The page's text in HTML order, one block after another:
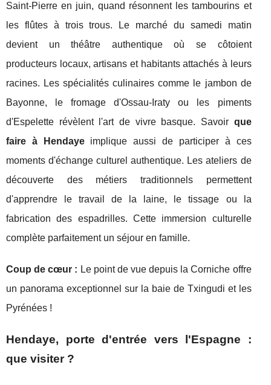
Saint-Pierre en juin, quand résonnent les tambourins et
les flûtes à trois trous. Le marché du samedi matin
devient un théâtre authentique où se côtoient
producteurs locaux, artisans et habitants attachés à leurs
racines. Les spécialités culinaires comme le jambon de
Bayonne, le fromage d'Ossau-Iraty ou les piments
d'Espelette révèlent l'art de vivre basque. Savoir que
faire à Hendayeimplique aussi de participer à ces
moments d'échange culturel authentique. Les ateliers de
découverte des métiers traditionnels permettent
d'apprendre le travail de la laine, le tissage ou la
fabrication des espadrilles. Cette immersion culturelle
complète parfaitement un séjour en famille.
Coup de cœur : Le point de vue depuis la Corniche offre
un panorama exceptionnel sur la baie de Txingudi et les
Pyrénées !
Hendaye, porte d'entrée vers l'Espagne :
que visiter ?